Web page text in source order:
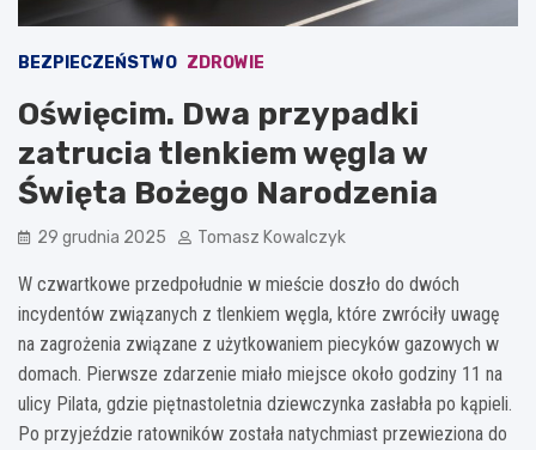
BEZPIECZEŃSTWO ZDROWIE
Oświęcim. Dwa przypadki
zatrucia tlenkiem węgla w
Święta Bożego Narodzenia
29 grudnia 2025 Tomasz Kowalczyk
W czwartkowe przedpołudnie w mieście doszło do dwóch
incydentów związanych z tlenkiem węgla, które zwróciły uwagę
na zagrożenia związane z użytkowaniem piecyków gazowych w
domach. Pierwsze zdarzenie miało miejsce około godziny 11 na
ulicy Pilata, gdzie piętnastoletnia dziewczynka zasłabła po kąpieli.
Po przyjeździe ratowników została natychmiast przewieziona do